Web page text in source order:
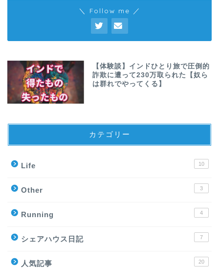
＼ Follow me ／
【体験談】インドひとり旅で圧倒的
詐欺に遭って230万取られた【奴ら
は群れでやってくる】
カテゴリー
Life 10
Other 3
Running 4
シェアハウス日記 7
人気記事 20